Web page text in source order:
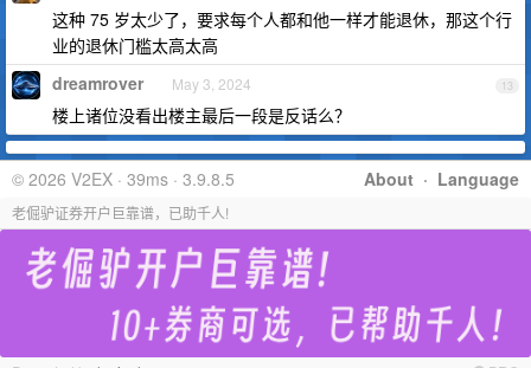
这种 75 岁太少了，要求每个人都和他一样才能退休，那这个行
业的退休门槛太高太高
13
dreamrover May 3, 2024
楼上诸位没看出楼主最后一段是反话么？
About · Language
© 2026 V2EX · 39ms · 3.9.8.5
老倔驴证券开户巨靠谱，已助千人!